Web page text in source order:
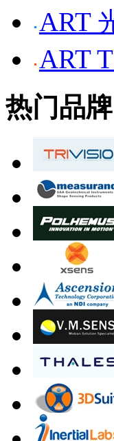
ART
ART
热门品牌